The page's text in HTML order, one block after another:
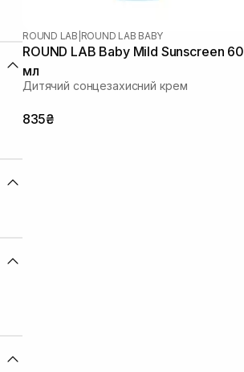
ROUND LAB ROUND LAB BABY
ROUND LAB Baby Mild Sunscreen 60
мл
Дитячий сонцезахисний крем
835₴